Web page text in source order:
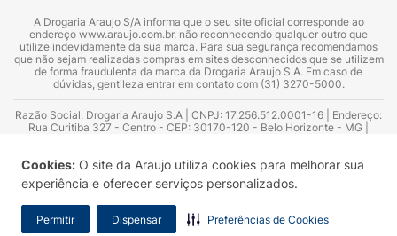
Cookies: O site da Araujo utiliza cookies para melhorar sua
experiência e oferecer serviços personalizados.
Permitir Dispensar Preferências de Cookies
A Drogaria Araujo S/A informa que o seu site oficial corresponde ao
endereço www.araujo.com.br, não reconhecendo qualquer outro que
utilize indevidamente da sua marca. Para sua segurança recomendamos
que não sejam realizadas compras em sites desconhecidos que se utilizem
de forma fraudulenta da marca da Drogaria Araujo S.A. Em caso de
dúvidas, gentileza entrar em contato com (31) 3270-5000.
Razão Social: Drogaria Araujo S.A | CNPJ: 17.256.512.0001-16 | Endereço:
Rua Curitiba 327 - Centro - CEP: 30170-120 - Belo Horizonte - MG |
Azevedo Guimarães – CRF 10.965 | Yasmin Silva Alvarenga – CRF 52.584 -
Consultor substituto: Thiago Aguiar Pinheiro - CRF Nº 13.748. Alvará
Sanitário: 2025020713 | Autorização de Funcionamento da Empresa (AFE):